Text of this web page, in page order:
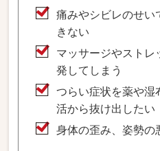
痛みやシビレのせい
きない
マッサージやストレ
発してしまう
つらい症状を薬や湿
活から抜け出したい
身体の歪み、姿勢の